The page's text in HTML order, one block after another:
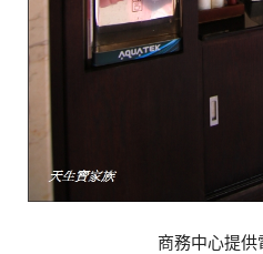
商務中心提供